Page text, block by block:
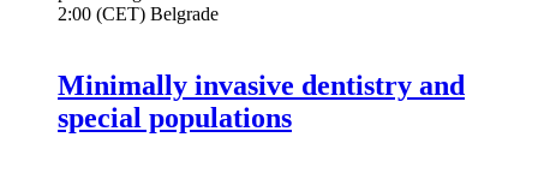
2:00 (CET) Belgrade
Minimally invasive dentistry and
special populations